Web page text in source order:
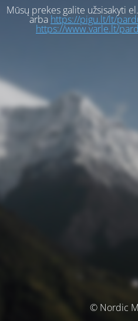
Mūsų prekes galite užsisakyti
arba https://pigu.lt/lt/
https://www.varle.lt/
© Nordic